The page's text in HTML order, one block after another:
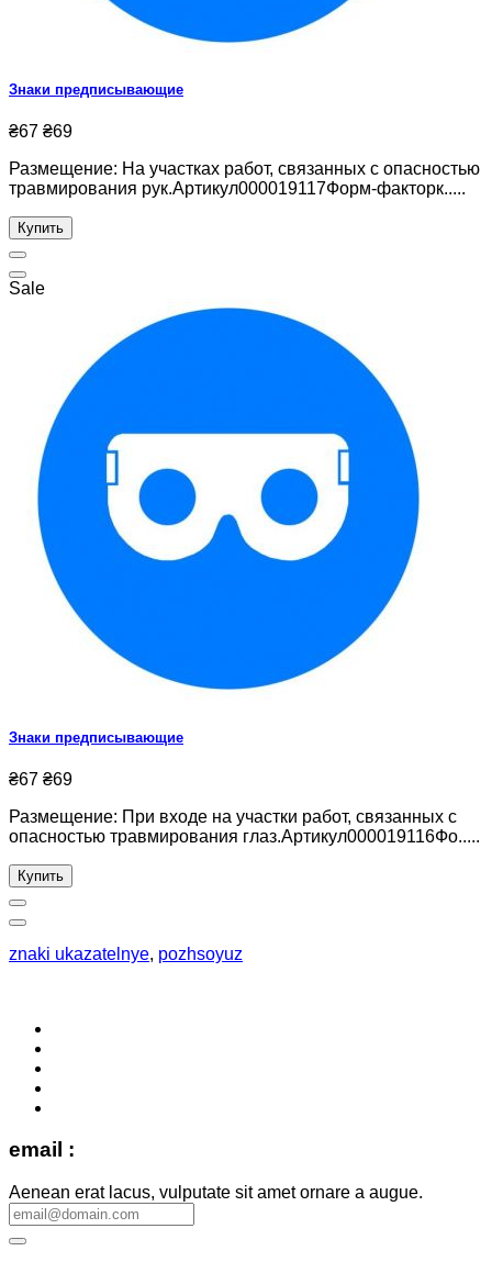
Знаки предписывающие
₴67 ₴69
Размещение: На участках работ, связанных с опасностью
травмирования рук.Артикул000019117Форм-факторк.....
Купить
Sale
Знаки предписывающие
₴67 ₴69
Размещение: При входе на участки работ, связанных с
опасностью травмирования глаз.Артикул000019116Фо.....
Купить
znaki ukazatelnye, pozhsoyuz
email :
Aenean erat lacus, vulputate sit amet ornare a augue.